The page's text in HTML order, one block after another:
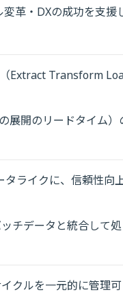
革・DXの成功を支援
Extract Transform
開のリードタイム）
ライクに、信頼性向
チデータと統合して処
クルを一元的に管理可